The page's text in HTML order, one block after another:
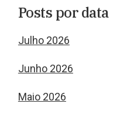
Posts por data
Julho 2026
Junho 2026
Maio 2026